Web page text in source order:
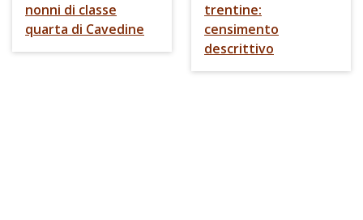
nonni di classe
quarta di Cavedine
trentine:
censimento
descrittivo